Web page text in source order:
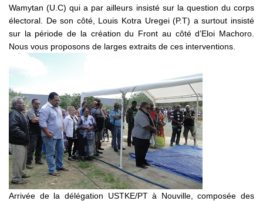
Wamytan (U.C) qui a par ailleurs insisté sur la question du corps
électoral. De son côté, Louis Kotra Uregei (P.T) a surtout insisté
sur la période de la création du Front au côté d’Eloi Machoro.
Nous vous proposons de larges extraits de ces interventions.
Arrivée de la délégation USTKE/PT à Nouville, composée des